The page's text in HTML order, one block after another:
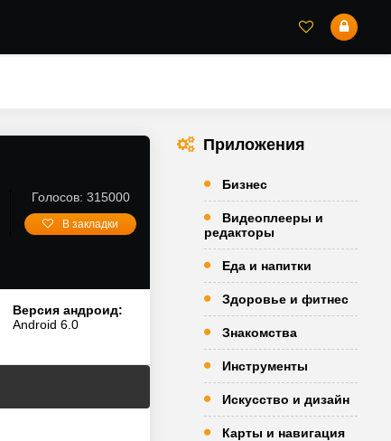
Голосов: 315000
В закладки
Версия андроид:
Android 6.0
Приложения
Бизнес
Видеоплееры и
редакторы
Еда и напитки
Здоровье и фитнес
Знакомства
Инструменты
Искусство и дизайн
Карты и навигация